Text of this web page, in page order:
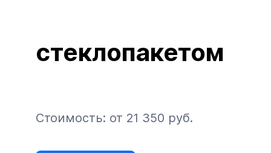
стеклопакетом
Стоимость: от 21 350 руб.